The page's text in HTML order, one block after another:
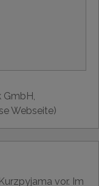
GmbH,
Webseite)
vor. Im